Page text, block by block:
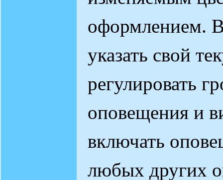
оформлением.
указать свой
регулировать
оповещения и
включать
любых других